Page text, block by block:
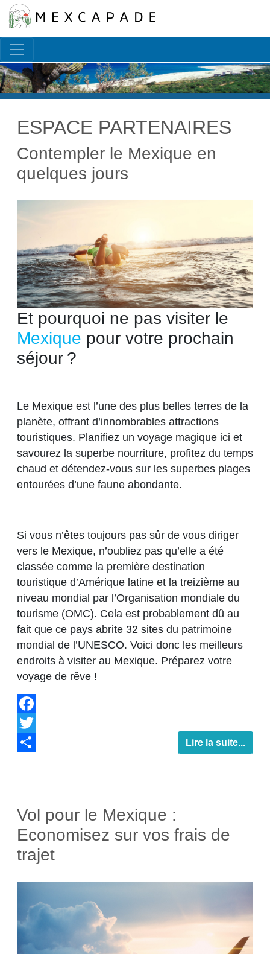
ESPACE PARTENAIRES
Contempler le Mexique en
quelques jours
Et pourquoi ne pas visiter le
Mexique pour votre prochain
séjour ?
Le Mexique est l’une des plus belles terres de la
planète, offrant d’innombrables attractions
touristiques. Planifiez un voyage magique ici et
savourez la superbe nourriture, profitez du temps
chaud et détendez-vous sur les superbes plages
entourées d’une faune abondante.
Si vous n’êtes toujours pas sûr de vous diriger
vers le Mexique, n’oubliez pas qu’elle a été
classée comme la première destination
touristique d’Amérique latine et la treizième au
niveau mondial par l’Organisation mondiale du
tourisme (OMC). Cela est probablement dû au
fait que ce pays abrite 32 sites du patrimoine
mondial de l’UNESCO. Voici donc les meilleurs
endroits à visiter au Mexique. Préparez votre
voyage de rêve !
Facebook
Twitter
Lire la suite...
Vol pour le Mexique :
Economisez sur vos frais de
trajet